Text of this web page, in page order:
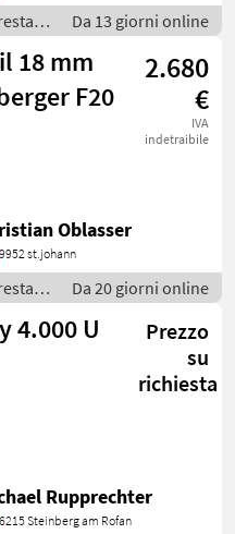
del
Da 13 giorni online
18 mm
F20
2.680
€
IVA
indetraibile
Oblasser
9952 st.johann
del
Da 20 giorni online
4.000 U
Prezzo
su
richiesta
Rupprechter
6215 Steinberg am Rofan